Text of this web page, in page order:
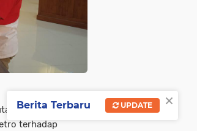
ke 2 Komisi
terhadap
×
Berita Terbaru UPDATE